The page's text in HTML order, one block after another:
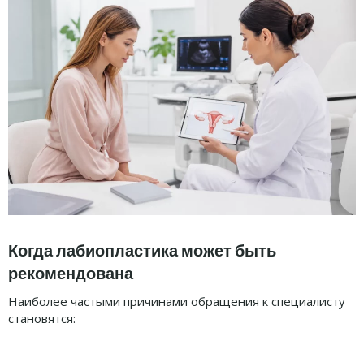
Когда лабиопластика может быть
рекомендована
Наиболее частыми причинами обращения к специалисту
становятся: